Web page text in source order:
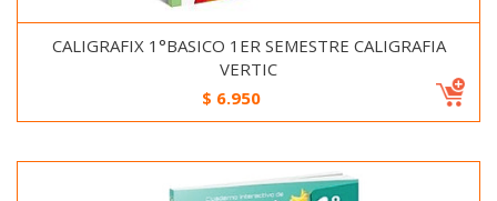
CALIGRAFIX 1°BASICO 1ER SEMESTRE CALIGRAFIA
VERTIC
$ 6.950